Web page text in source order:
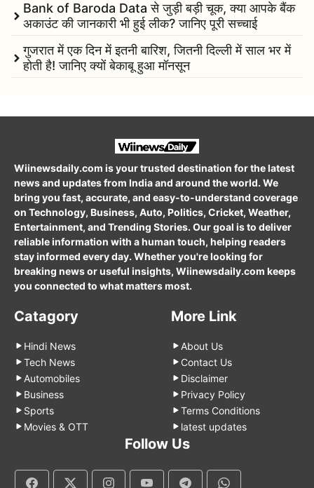
Bank of Baroda Data से जुड़ी बड़ी चूक, क्या आपके बैंक
अकाउंट की जानकारी भी हुई लीक? जानिए पूरी सच्चाई
गुजरात में एक दिन में इतनी बारिश, जितनी दिल्ली में साल भर में
होती है! जानिए क्यों बेकाबू हुआ मॉनसून
Wiinewsdaily.com is your trusted destination for the latest
news and updates from India and around the world. We
bring you fast, accurate, and easy-to-understand coverage
on Technology, Business, Auto, Politics, Cricket, Weather,
Entertainment, and Trending Stories. Our goal is to deliver
reliable information with a human touch, helping readers
stay informed every day. Whether you're looking for
breaking news or useful insights, Wiinewsdaily.com keeps
you connected to what matters most.
Catagory
Hindi News
Tech News
Automobiles
Business
Sports
Movies & OTT
More Link
About Us
Contact Us
Disclaimer
Privacy Policy
Terms Conditions
latest updates
Follow Us